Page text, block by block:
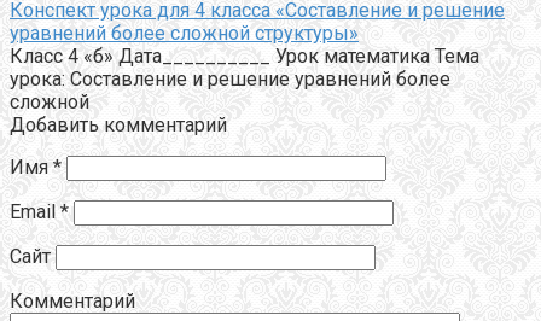
Конспект урока для 4 класса «Составление и решение
уравнений более сложной структуры»
Класс 4 «б» Дата__________ Урок математика Тема
урока: Составление и решение уравнений более
сложной
Добавить комментарий
Имя *
Email *
Сайт
Комментарий